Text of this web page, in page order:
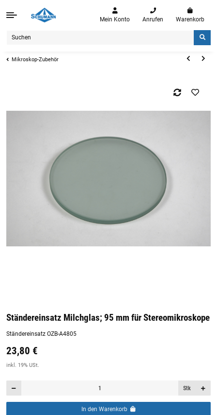
Mein Konto Anrufen Warenkorb
Mikroskop-Zubehör
Ständereinsatz Milchglas; 95 mm für Stereomikroskope
Ständereinsatz OZB-A4805
Preis:19,44 €
23,80 €
inkl. 19% USt.
Stk
In den Warenkorb